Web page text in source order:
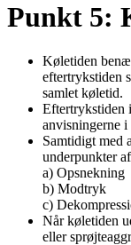
Punkt 5:
Køletiden
eftertrykstiden
samlet køletid.
Eftertrykstiden
anvisningerne
Samtidigt med
underpunkter
a) Opsnekning
b) Modtryk
c)
Når køletiden
eller